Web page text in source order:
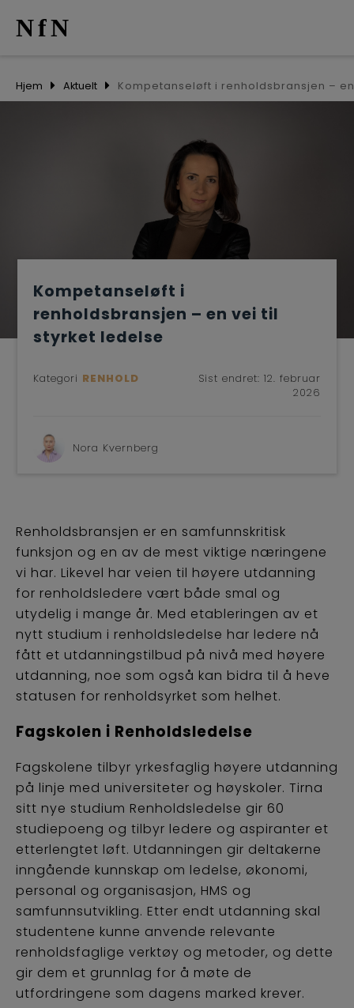
AKTUELT
NfN
Hjem Aktuelt
Kompetanseløft i
renholdsbransjen – en vei til
styrket ledelse
Kategori RENHOLD Sist endret: 12. februar
2026
Nora Kvernberg
Renholdsbransjen er en samfunnskritisk
funksjon og en av de mest viktige næringene
vi har. Likevel har veien til høyere utdanning
for renholdsledere vært både smal og
utydelig i mange år. Med etableringen av et
nytt studium i renholdsledelse har ledere nå
fått et utdanningstilbud på nivå med høyere
utdanning, noe som også kan bidra til å heve
statusen for renholdsyrket som helhet.
Fagskolen i Renholdsledelse
Fagskolene tilbyr yrkesfaglig høyere utdanning
på linje med universiteter og høyskoler. Tirna
sitt nye studium Renholdsledelse gir 60
studiepoeng og tilbyr ledere og aspiranter et
etterlengtet løft. Utdanningen gir deltakerne
inngående kunnskap om ledelse, økonomi,
personal og organisasjon, HMS og
samfunnsutvikling. Etter endt utdanning skal
studentene kunne anvende relevante
renholdsfaglige verktøy og metoder, og dette
gir dem et grunnlag for å møte de
utfordringene som dagens marked krever.